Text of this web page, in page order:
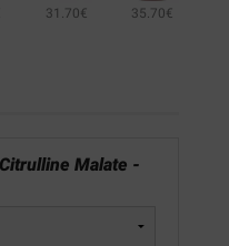
31.70€ 35.70€
Citrulline Malate -